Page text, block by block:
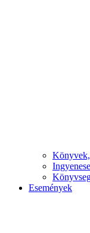
Események